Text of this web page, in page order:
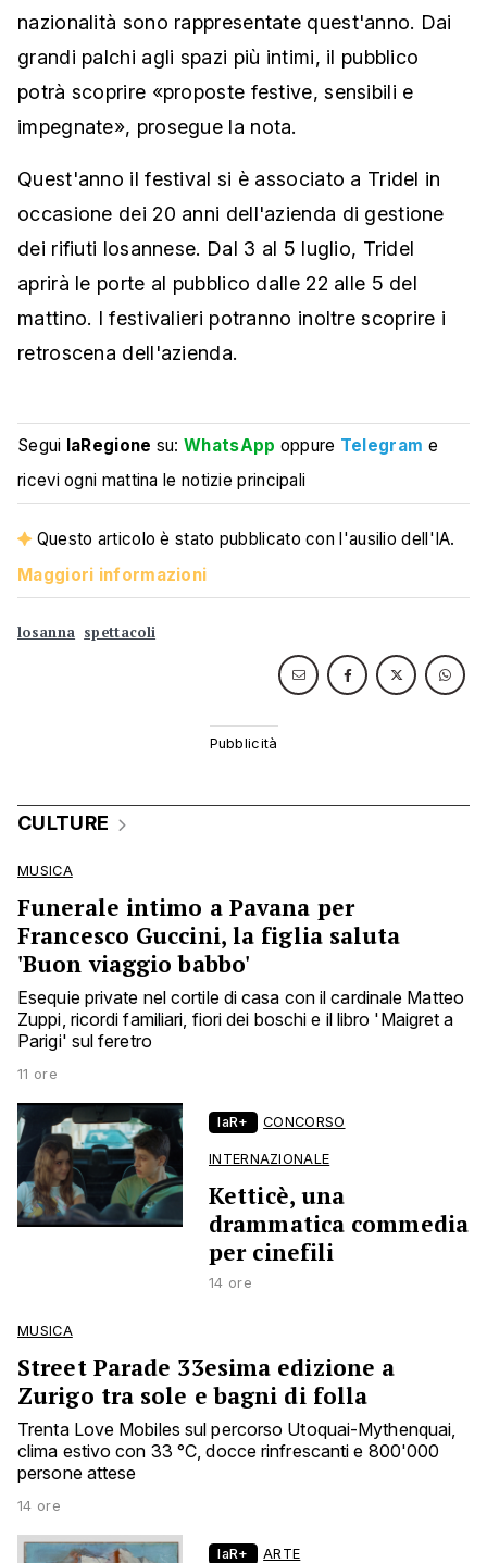
nazionalità sono rappresentate quest'anno. Dai
grandi palchi agli spazi più intimi, il pubblico
potrà scoprire «proposte festive, sensibili e
impegnate», prosegue la nota.
Quest'anno il festival si è associato a Tridel in
occasione dei 20 anni dell'azienda di gestione
dei rifiuti losannese. Dal 3 al 5 luglio, Tridel
aprirà le porte al pubblico dalle 22 alle 5 del
mattino. I festivalieri potranno inoltre scoprire i
retroscena dell'azienda.
Segui laRegione su:WhatsApp oppure Telegram e
ricevi ogni mattina le notizie principali
Questo articolo è stato pubblicato con l'ausilio dell'IA.
Maggiori informazioni
losanna spettacoli
CULTURE
MUSICA
Funerale intimo a Pavana per
Francesco Guccini, la figlia saluta
'Buon viaggio babbo'
Esequie private nel cortile di casa con il cardinale Matteo
Zuppi, ricordi familiari, fiori dei boschi e il libro 'Maigret a
Parigi' sul feretro
11 ore
laR+ CONCORSO
INTERNAZIONALE
Ketticè, una
drammatica commedia
per cinefili
14 ore
MUSICA
Street Parade 33esima edizione a
Zurigo tra sole e bagni di folla
Trenta Love Mobiles sul percorso Utoquai-Mythenquai,
clima estivo con 33 °C, docce rinfrescanti e 800'000
persone attese
14 ore
laR+ ARTE